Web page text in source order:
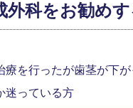
外科をお勧め
療を行ったが歯茎が下
迷っている方